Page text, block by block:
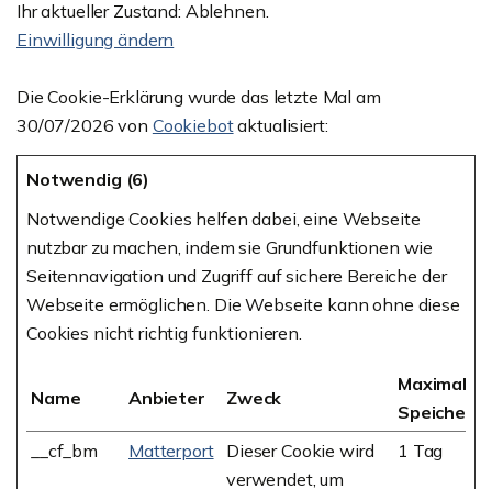
Ihr aktueller Zustand: Ablehnen.
Einwilligung ändern
Die Cookie-Erklärung wurde das letzte Mal am
30/07/2026 von Cookiebotaktualisiert:
Notwendig (6)
Notwendige Cookies helfen dabei, eine Webseite
nutzbar zu machen, indem sie Grundfunktionen wie
Seitennavigation und Zugriff auf sichere Bereiche der
Webseite ermöglichen. Die Webseite kann ohne diese
Cookies nicht richtig funktionieren.
Name Anbieter Zweck
Maximale
__cf_bm
Matterport
Dieser Cookie wird
verwendet, um
1 Tag